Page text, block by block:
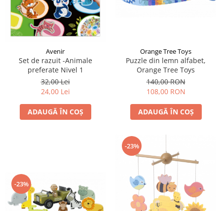
Avenir
Set de razuit -Animale
preferate Nivel 1
32,00 Lei
24,00 Lei
ADAUGĂ ÎN COȘ
Orange Tree Toys
Puzzle din lemn alfabet,
Orange Tree Toys
140,00 RON
108,00 RON
ADAUGĂ ÎN COȘ
-23%
-23%